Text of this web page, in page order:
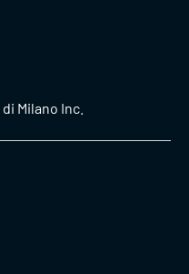
Milano Inc.